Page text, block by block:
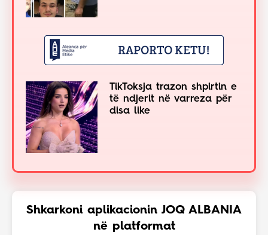
TikToksja trazon shpirtin e
të ndjerit në varreza për
disa like
Shkarkoni aplikacionin JOQ ALBANIA
në platformat